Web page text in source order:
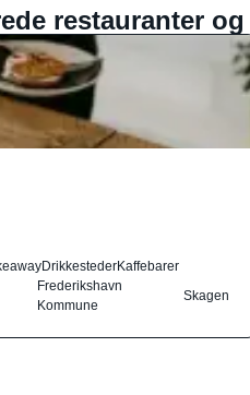
restauranter
DrikkestederKaffebarer
Frederikshavn
Kommune
Skagen